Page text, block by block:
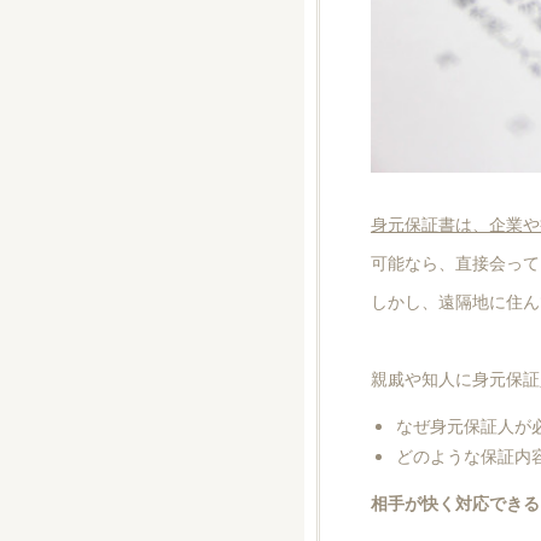
身元保証書は、企業
可能なら、直接会っ
しかし、遠隔地に住
親戚や知人に身元保
なぜ身元保証人が
どのような保証内
相手が快く対応でき